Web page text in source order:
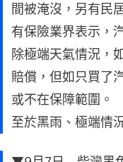
間被淹沒，另有民
有保險業界表示，
除極端天氣情況，
賠償，但如只買了
或不在保障範圍。
至於黑雨、極端情